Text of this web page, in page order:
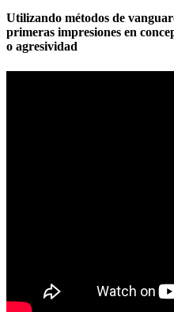
Utilizando métodos de
primeras impresiones en
o agresividad